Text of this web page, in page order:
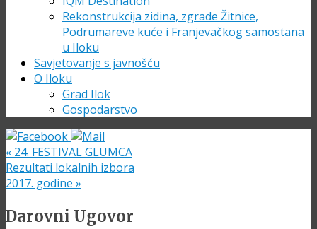
Rekonstrukcija zidina, zgrade Žitnice,
Podrumareve kuće i Franjevačkog samostana
u Iloku
Savjetovanje s javnošću
O Iloku
Grad Ilok
Gospodarstvo
« 24. FESTIVAL GLUMCA
Rezultati lokalnih izbora
2017. godine »
Darovni Ugovor